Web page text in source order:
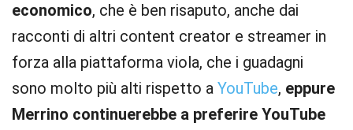
economico, che è ben risaputo, anche dai
racconti di altri content creator e streamer in
forza alla piattaforma viola, che i guadagni
sono molto più alti rispetto a YouTube, eppure
Merrino continuerebbe a preferire YouTube